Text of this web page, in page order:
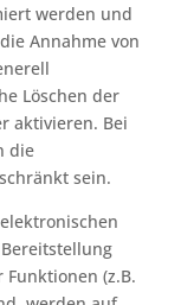
werden und
Annahme von
Löschen der
aktivieren. Bei
die
sein.
(z.B.